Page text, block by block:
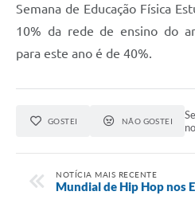
Semana de Educação Física
10% da rede de ensino do
para este ano é de 40%.
GOSTEI NÃO GOSTEI
NOTÍCIA MAIS RECENTE
Mundial de Hip Hop nos